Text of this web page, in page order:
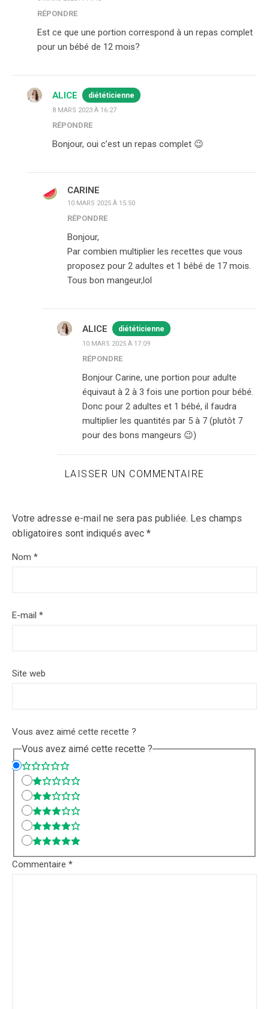
RÉPONDRE
Est ce que une portion correspond à un repas complet
pour un bébé de 12 mois?
ALICE diététicienne
8 MARS 2023 À 16:27
RÉPONDRE
Bonjour, oui c’est un repas complet 😉
CARINE
10 MARS 2025 À 15:50
RÉPONDRE
Bonjour,
Par combien multiplier les recettes que vous
proposez pour 2 adultes et 1 bébé de 17 mois.
Tous bon mangeur,lol
ALICE diététicienne
10 MARS 2025 À 17:09
RÉPONDRE
Bonjour Carine, une portion pour adulte
équivaut à 2 à 3 fois une portion pour bébé.
Donc pour 2 adultes et 1 bébé, il faudra
multiplier les quantités par 5 à 7 (plutôt 7
pour des bons mangeurs 😉)
LAISSER UN COMMENTAIRE
Votre adresse e-mail ne sera pas publiée. Les champs
obligatoires sont indiqués avec *
Nom *
E-mail *
Site web
Vous avez aimé cette recette ?
Vous avez aimé cette recette ?
Commentaire *